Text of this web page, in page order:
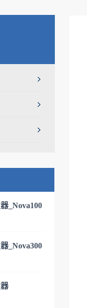
_Nova100
备
力600m³/y单
_Nova300
备
污水处理系